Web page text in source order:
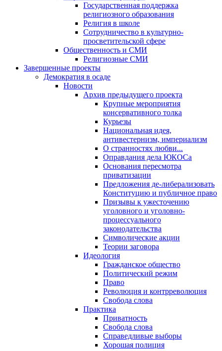
Государственная поддержка
религиозного образования
Религия в школе
Сотрудничество в культурно-
просветительской сфере
Общественность и СМИ
Религиозные СМИ
Завершенные проекты
Демократия в осаде
Новости
Архив предыдущего проекта
Крупные мероприятия
консервативного толка
Курьезы
Национальная идея,
антивестернизм, империализм
О странностях любви...
Оправдания дела ЮКОСа
Основания пересмотра
приватизации
Предложения де-либерализовать
Конституцию и публичное право
Призывы к ужесточению
уголовного и уголовно-
процессуального
законодательства
Символические акции
Теории заговора
Идеология
Гражданское общество
Политический режим
Право
Революция и контрреволюция
Свобода слова
Практика
Приватность
Свобода слова
Справедливые выборы
Хорошая полиция